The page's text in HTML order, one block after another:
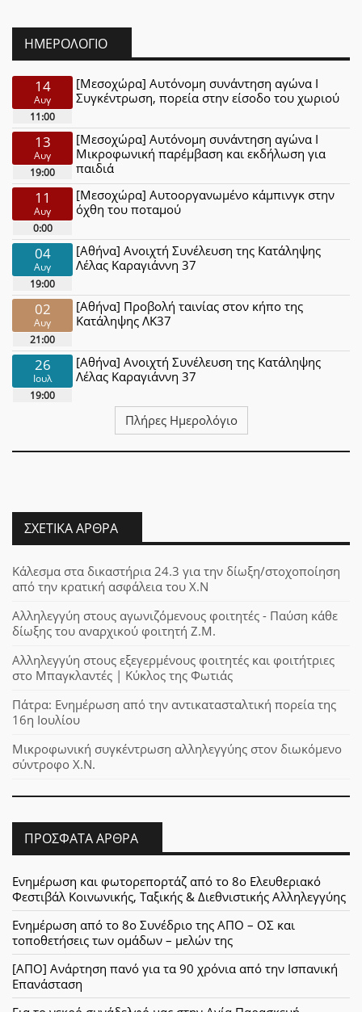
ΗΜΕΡΟΛΌΓΙΟ
14
Αυγ
11:00
[Μεσοχώρα] Αυτόνομη συνάντηση αγώνα Ι
Συγκέντρωση, πορεία στην είσοδο του χωριού
13
Αυγ
19:00
[Μεσοχώρα] Αυτόνομη συνάντηση αγώνα Ι
Μικροφωνική παρέμβαση και εκδήλωση για
παιδιά
11
Αυγ
0:00
[Μεσοχώρα] Αυτοοργανωμένο κάμπινγκ στην
όχθη του ποταμού
04
Αυγ
19:00
[Αθήνα] Ανοιχτή Συνέλευση της Κατάληψης
Λέλας Καραγιάννη 37
02
Αυγ
21:00
[Αθήνα] Προβολή ταινίας στον κήπο της
Κατάληψης ΛΚ37
26
Ιουλ
19:00
[Αθήνα] Ανοιχτή Συνέλευση της Κατάληψης
Λέλας Καραγιάννη 37
Πλήρες Ημερολόγιο
ΣΧΕΤΙΚΆ ΆΡΘΡΑ
Κάλεσμα στα δικαστήρια 24.3 για την δίωξη/στοχοποίηση
από την κρατική ασφάλεια του Χ.Ν
Αλληλεγγύη στους αγωνιζόμενους φοιτητές - Παύση κάθε
δίωξης του αναρχικού φοιτητή Ζ.Μ.
Αλληλεγγύη στους εξεγερμένους φοιτητές και φοιτήτριες
στο Μπαγκλαντές | Κύκλος της Φωτιάς
Πάτρα: Ενημέρωση από την αντικατασταλτική πορεία της
16η Ιουλίου
Μικροφωνική συγκέντρωση αλληλεγγύης στον διωκόμενο
σύντροφο Χ.Ν.
ΠΡΌΣΦΑΤΑ ΆΡΘΡΑ
Ενημέρωση και φωτορεπορτάζ από το 8ο Ελευθεριακό
Φεστιβάλ Κοινωνικής, Ταξικής & Διεθνιστικής Αλληλεγγύης
Ενημέρωση από το 8ο Συνέδριο της ΑΠΟ – ΟΣ και
τοποθετήσεις των ομάδων – μελών της
[ΑΠΟ] Ανάρτηση πανό για τα 90 χρόνια από την Ισπανική
Επανάσταση